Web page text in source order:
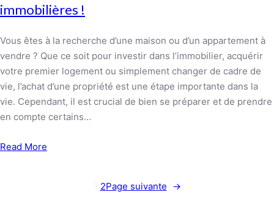
immobilières !
Vous êtes à la recherche d’une maison ou d’un appartement à
vendre ? Que ce soit pour investir dans l’immobilier, acquérir
votre premier logement ou simplement changer de cadre de
vie, l’achat d’une propriété est une étape importante dans la
vie. Cependant, il est crucial de bien se préparer et de prendre
en compte certains…
Read More
2Page suivante →